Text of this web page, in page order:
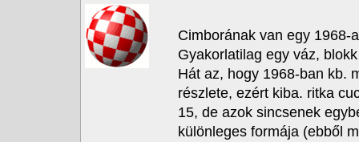
Cimborának van egy 1968-
Gyakorlatilag egy váz,
Hát az, hogy 1968-ban kb.
részlete, ezért kiba. ritka
15, de azok sincsenek
különleges formája (ebből